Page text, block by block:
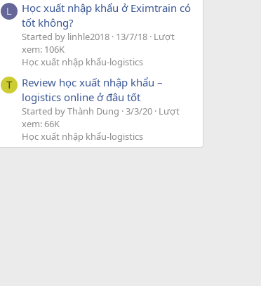
L
Học xuất nhập khẩu ở Eximtrain có
tốt không?
Started by linhle2018 13/7/18 Lượt
xem: 106K
Học xuất nhập khẩu-logistics
T
Review học xuất nhập khẩu –
logistics online ở đâu tốt
Started by Thành Dung 3/3/20 Lượt
xem: 66K
Học xuất nhập khẩu-logistics